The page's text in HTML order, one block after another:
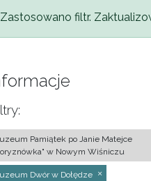
Komunikat
Zastosowano filtr.
Pamiątek po Janie Matejce
w Nowym Wiśniczu
Dwór w Dołędze